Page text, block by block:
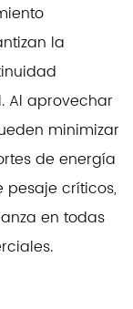
la
Al aprovechar
minimizar
de energía
críticos,
en todas